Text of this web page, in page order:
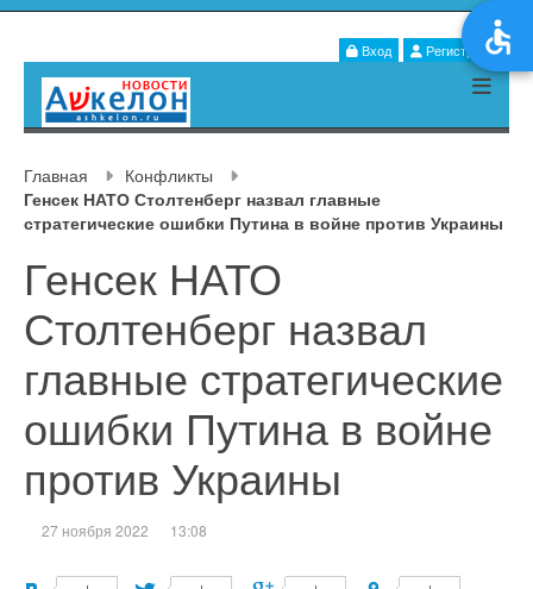
Вход Регистрация
Главная
Конфликты
Генсек НАТО Столтенберг назвал главные
стратегические ошибки Путина в войне против Украины
Генсек НАТО
Столтенберг назвал
главные стратегические
ошибки Путина в войне
против Украины
27 ноября 2022 13:08